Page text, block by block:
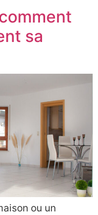
sa
ou un